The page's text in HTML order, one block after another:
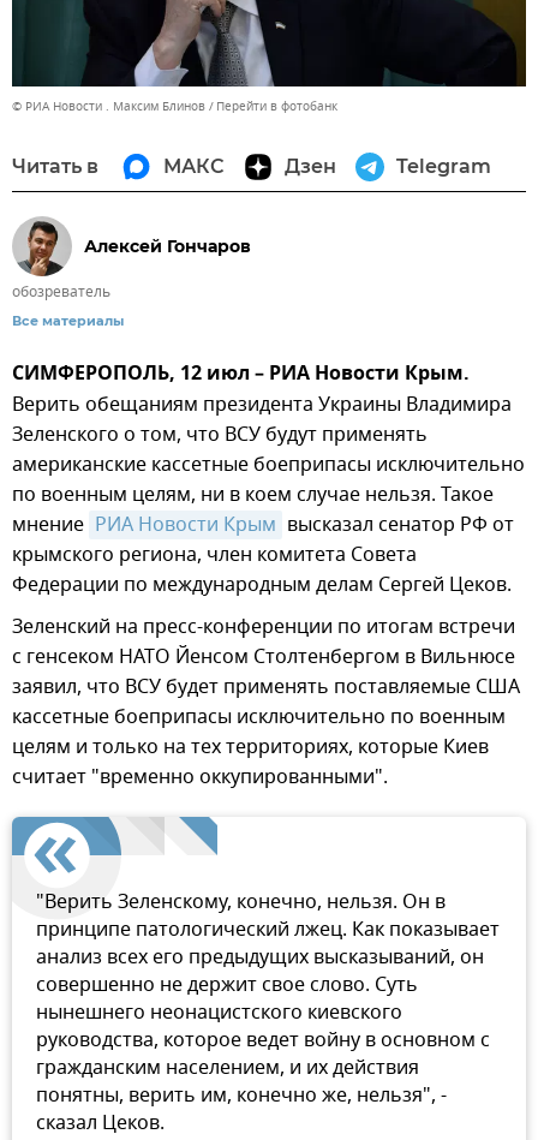
© РИА Новости . Максим Блинов Перейти в фотобанк
Читать в МАКС Дзен Telegram
Алексей Гончаров
обозреватель
Все материалы
СИМФЕРОПОЛЬ, 12 июл – РИА Новости Крым.
Верить обещаниям президента Украины Владимира
Зеленского о том, что ВСУ будут применять
американские кассетные боеприпасы исключительно
по военным целям, ни в коем случае нельзя. Такое
мнение РИА Новости Крым высказал сенатор РФ от
крымского региона, член комитета Совета
Федерации по международным делам Сергей Цеков.
Зеленский на пресс-конференции по итогам встречи
с генсеком НАТО Йенсом Столтенбергом в Вильнюсе
заявил, что ВСУ будет применять поставляемые США
кассетные боеприпасы исключительно по военным
целям и только на тех территориях, которые Киев
считает "временно оккупированными".
"Верить Зеленскому, конечно, нельзя. Он в
принципе патологический лжец. Как показывает
анализ всех его предыдущих высказываний, он
совершенно не держит свое слово. Суть
нынешнего неонацистского киевского
руководства, которое ведет войну в основном с
гражданским населением, и их действия
понятны, верить им, конечно же, нельзя", -
сказал Цеков.